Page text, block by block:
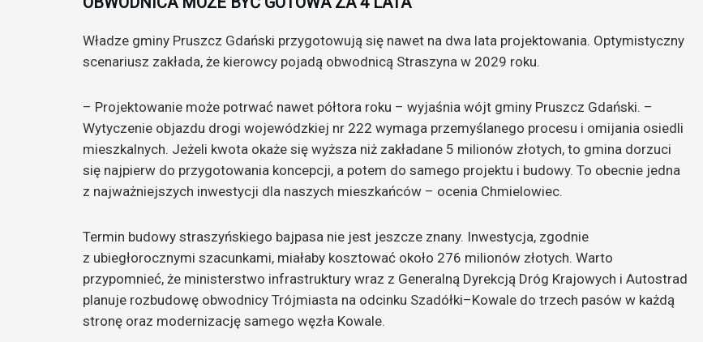
Władze gminy Pruszcz Gdański przygotowują się nawet na dwa lata projektowania. Optymistyczny
scenariusz zakłada, że kierowcy pojadą obwodnicą Straszyna w 2029 roku.
– Projektowanie może potrwać nawet półtora roku – wyjaśnia wójt gminy Pruszcz Gdański. –
Wytyczenie objazdu drogi wojewódzkiej nr 222 wymaga przemyślanego procesu i omijania osiedli
mieszkalnych. Jeżeli kwota okaże się wyższa niż zakładane 5 milionów złotych, to gmina dorzuci
się najpierw do przygotowania koncepcji, a potem do samego projektu i budowy. To obecnie jedna
z najważniejszych inwestycji dla naszych mieszkańców – ocenia Chmielowiec.
Termin budowy straszyńskiego bajpasa nie jest jeszcze znany. Inwestycja, zgodnie
z ubiegłorocznymi szacunkami, miałaby kosztować około 276 milionów złotych. Warto
przypomnieć, że ministerstwo infrastruktury wraz z Generalną Dyrekcją Dróg Krajowych i Autostrad
planuje rozbudowę obwodnicy Trójmiasta na odcinku Szadółki–Kowale do trzech pasów w każdą
stronę oraz modernizację samego węzła Kowale.